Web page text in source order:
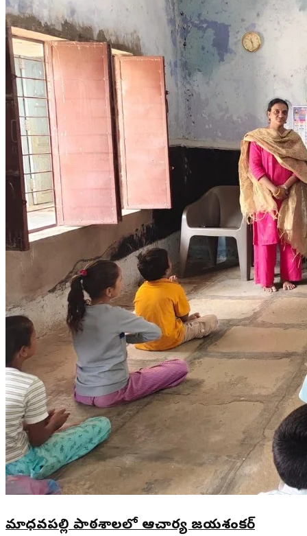
మాధవపల్లి పాఠశాలలో ఆచార్య జయశంకర్